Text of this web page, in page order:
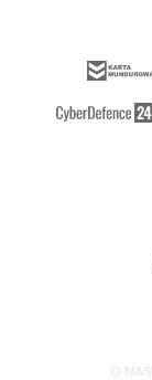
O NAS